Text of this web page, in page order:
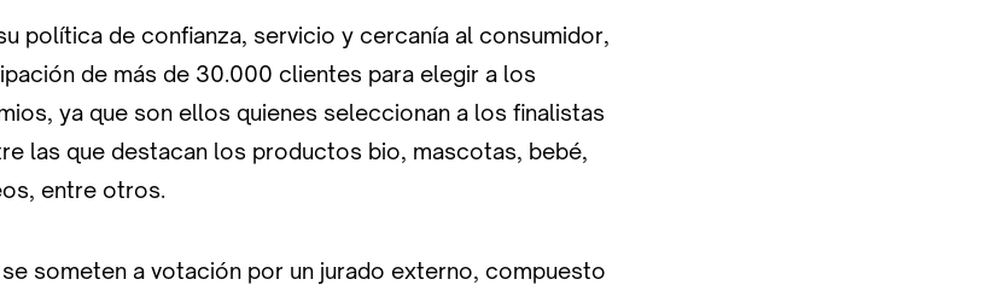
política de confianza, servicio y cercanía al consumidor,
de más de 30.000 clientes para elegir a los
ya que son ellos quienes seleccionan a los finalistas
las que destacan los productos bio, mascotas, bebé,
entre otros.
someten a votación por un jurado externo, compuesto